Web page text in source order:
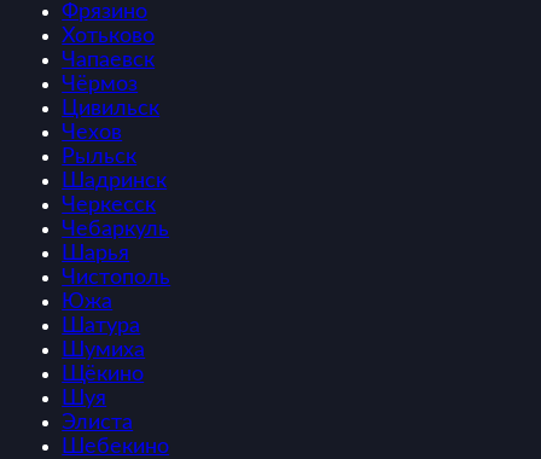
Фрязино
Хотьково
Чапаевск
Чёрмоз
Цивильск
Чехов
Рыльск
Шадринск
Черкесск
Чебаркуль
Шарья
Чистополь
Южа
Шатура
Шумиха
Щёкино
Шуя
Элиста
Шебекино